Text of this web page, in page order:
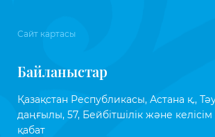
Сайт картасы
Байланыстар
Қазақстан Республикасы, Астана қ.,
даңғылы, 57, Бейбітшілік және
қабат